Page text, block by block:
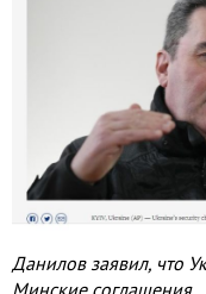
Данилов заявил, что